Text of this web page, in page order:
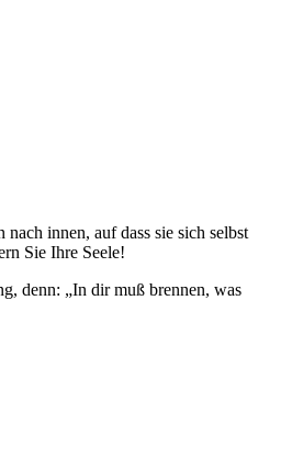
innen, auf dass sie sich selbst
Sie Ihre Seele!
denn: „In dir muß brennen, was